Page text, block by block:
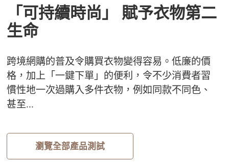
「可持續時尚」 賦予衣物第二
生命
跨境網購的普及令購買衣物變得容易。低廉的價
格，加上「一鍵下單」的便利，令不少消費者習
慣性地一次過購入多件衣物，例如同款不同色、
甚至...
瀏覽全部產品測試